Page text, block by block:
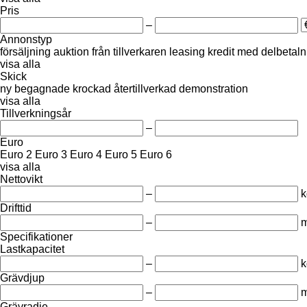
Pris
–
Annonstyp
försäljning auktion från tillverkaren leasing kredit med
visa alla
Skick
ny begagnade krockad återtillverkad demonstration
visa alla
Tillverkningsår
–
Euro
Euro 2 Euro 3 Euro 4 Euro 5 Euro 6
visa alla
Nettovikt
–
Drifttid
–
Specifikationer
Lastkapacitet
–
Grävdjup
–